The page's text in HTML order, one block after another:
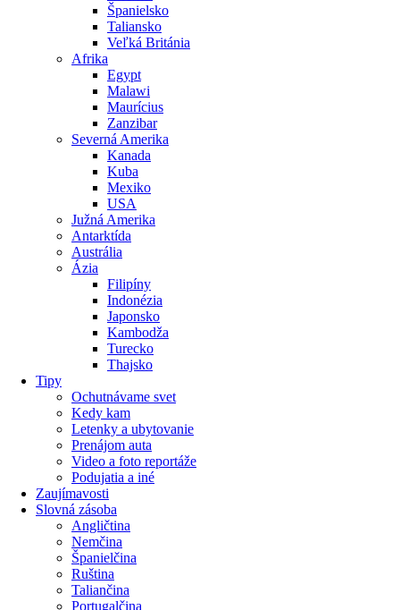
Španielsko
Taliansko
Veľká Británia
Afrika
Egypt
Malawi
Maurícius
Zanzibar
Severná Amerika
Kanada
Kuba
Mexiko
USA
Južná Amerika
Antarktída
Austrália
Ázia
Filipíny
Indonézia
Japonsko
Kambodža
Turecko
Thajsko
Tipy
Ochutnávame svet
Kedy kam
Letenky a ubytovanie
Prenájom auta
Video a foto reportáže
Podujatia a iné
Zaujímavosti
Slovná zásoba
Angličtina
Nemčina
Španielčina
Ruština
Taliančina
Portugalčina